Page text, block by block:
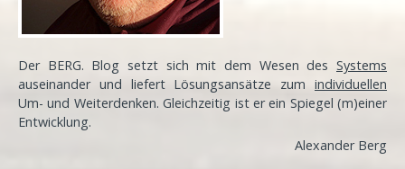
Der BERG. Blog setzt sich mit dem Wesen des Systems
auseinander und liefert Lösungsansätze zum individuellen
Um- und Weiterdenken. Gleichzeitig ist er ein Spiegel (m)einer
Entwicklung.
Alexander Berg